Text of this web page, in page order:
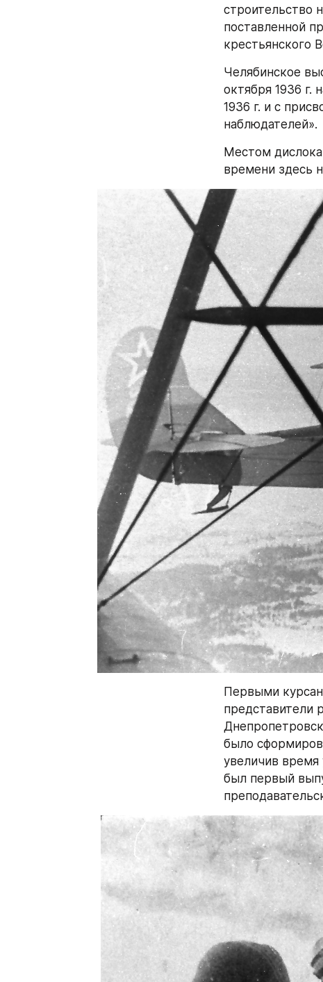
строительство
поставленной
крестьянского
Челябинское
октября 1936 г.
1936 г. и с
наблюдателей».
Местом
времени здесь
Первыми
представители
было
увеличив время
был первый